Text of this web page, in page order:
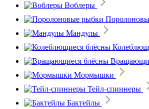
Воблеры
Мандулы
Мормышки
Тейл-спиннеры
Бактейлы